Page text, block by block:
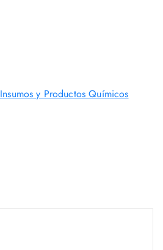
Insumos y Productos Químicos